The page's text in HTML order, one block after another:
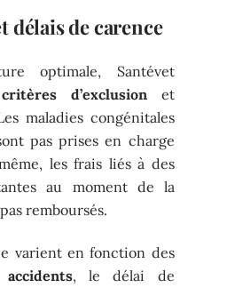
délais de carence
optimale, Santévet
critères d’exclusionet
maladies congénitales
pas prises en charge
les frais liés à des
au moment de la
remboursés.
varient en fonction des
accidents, le délai de